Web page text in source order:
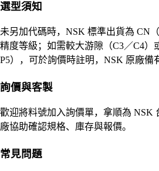
選型須知
未另加代碼時，NSK 標準出貨為 CN
精度等級；如需較大游隙（C3／C4）
P5），可於詢價時註明，NSK 原廠備
詢價與客製
歡迎將料號加入詢價單，拿順為 NSK
廠協助確認規格、庫存與報價。
常見問題